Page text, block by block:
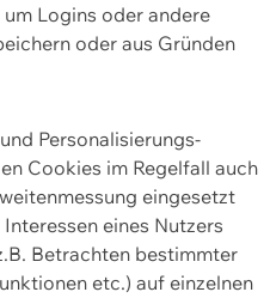
Logins oder andere
oder aus Gründen
Personalisierungs-
Cookies im Regelfall auch
eingesetzt
eines Nutzers
Betrachten bestimmter
etc.) auf einzelnen